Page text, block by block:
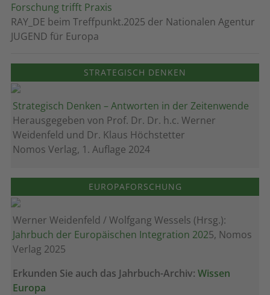
Forschung trifft Praxis
RAY_DE beim Treffpunkt.2025 der Nationalen Agentur
JUGEND für Europa
STRATEGISCH DENKEN
Strategisch Denken – Antworten in der Zeitenwende
Herausgegeben von Prof. Dr. Dr. h.c. Werner
Weidenfeld und Dr. Klaus Höchstetter
Nomos Verlag, 1. Auflage 2024
EUROPAFORSCHUNG
Werner Weidenfeld / Wolfgang Wessels (Hrsg.):
Jahrbuch der Europäischen Integration 2025, Nomos
Verlag 2025
Erkunden Sie auch das Jahrbuch-Archiv: Wissen
Europa